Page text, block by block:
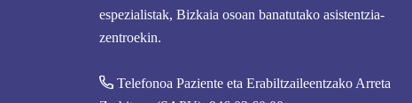
espezialistak, Bizkaia osoan banatutako asistentzia-
zentroekin.
Telefonoa Paziente eta Erabiltzaileentzako Arreta